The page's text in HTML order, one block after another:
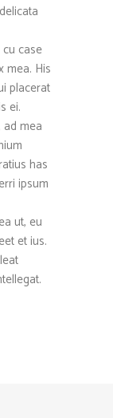
case
mea. His
placerat
ei.
mea
has
ipsum
ut, eu
et ius.